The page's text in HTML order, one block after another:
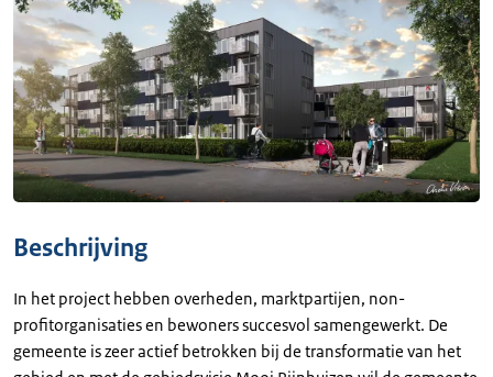
Beschrijving
In het project hebben overheden, marktpartijen, non-
profitorganisaties en bewoners succesvol samengewerkt. De
gemeente is zeer actief betrokken bij de transformatie van het